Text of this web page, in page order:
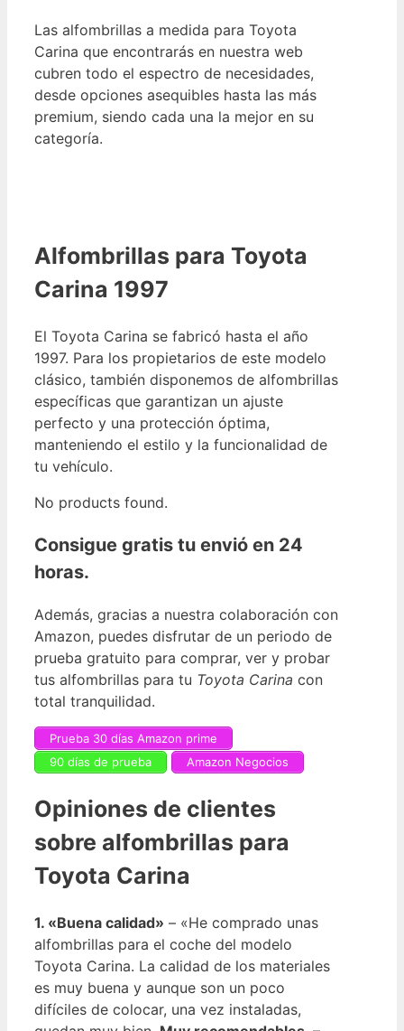
Las alfombrillas a medida para Toyota
Carina que encontrarás en nuestra web
cubren todo el espectro de necesidades,
desde opciones asequibles hasta las más
premium, siendo cada una la mejor en su
categoría.
Alfombrillas para Toyota
Carina 1997
El Toyota Carina se fabricó hasta el año
1997. Para los propietarios de este modelo
clásico, también disponemos de alfombrillas
específicas que garantizan un ajuste
perfecto y una protección óptima,
manteniendo el estilo y la funcionalidad de
tu vehículo.
No products found.
Consigue gratis tu envió en 24
horas.
Además, gracias a nuestra colaboración con
Amazon, puedes disfrutar de un periodo de
prueba gratuito para comprar, ver y probar
tus alfombrillas para tu Toyota Carina con
total tranquilidad.
Prueba 30 días Amazon prime
90 días de prueba
Amazon Negocios
Opiniones de clientes
sobre alfombrillas para
Toyota Carina
1. «Buena calidad» – «He comprado unas
alfombrillas para el coche del modelo
Toyota Carina. La calidad de los materiales
es muy buena y aunque son un poco
difíciles de colocar, una vez instaladas,